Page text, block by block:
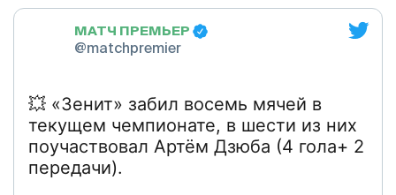
МАТЧ ПРЕМЬЕР
@matchpremier
💥 «Зенит» забил восемь мячей в
текущем чемпионате, в шести из них
поучаствовал Артём Дзюба (4 гола+ 2
передачи).